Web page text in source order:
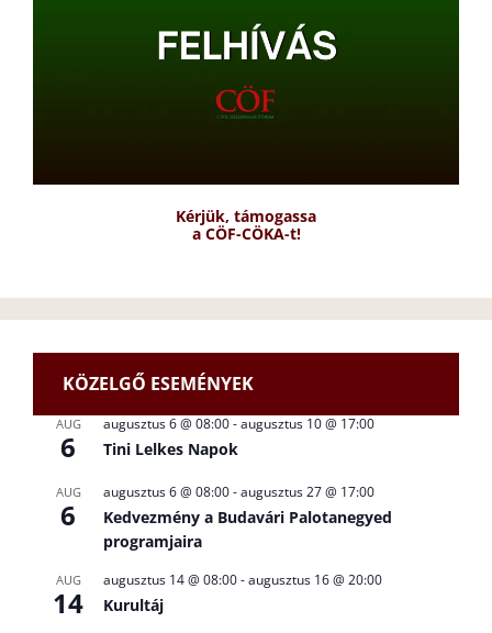
Kérjük, támogassa
a CÖF-CÖKA-t!
KÖZELGŐ ESEMÉNYEK
AUG
6
augusztus 6 @ 08:00-augusztus 10 @ 17:00
Tini Lelkes Napok
AUG
6
augusztus 6 @ 08:00-augusztus 27 @ 17:00
Kedvezmény a Budavári Palotanegyed
programjaira
AUG
14
augusztus 14 @ 08:00-augusztus 16 @ 20:00
Kurultáj